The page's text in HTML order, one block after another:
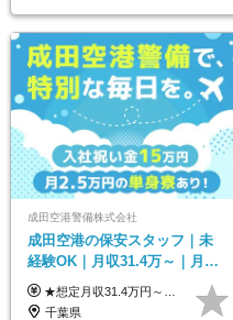
成田空港警備株式会社
成田空港の保安スタッフ｜未
経験OK｜月収31.4万～｜月
2.5万の単身寮｜住宅手当&家
族手当｜入社祝い金15万
★想定月収31.4万円～＋賞与年2回（59万円以上） ★入社お祝い金15万円支給 ★水道+光熱費無料の家賃がリーズナブルな社員寮(単身寮)あり！ ★住宅手当&家族手当あり 月給24万5000円以上(基本給21万1000円＋業務別手当35,000円)＋賞与年2回（賞与支給額：59万円以上を想定）＋残業代全額 ※みなし残業なし！残業代は全額支給します。 ※資格手当・深夜手当など、様々な手当をご用意しています。 ※入社お祝い金は１か月経過後、3ヶ月経過後、6ヶ月経過後に各5万円ずつ給与に加算して支給いたします。 ※指定の検定資格をお持ちの方には別途手当を支給します。入社後に取得した場合は給与に加算し支給します。 ・施設警備 1級7,000円 2級4,000円 ・交通誘導 1級7,000円 2級4,000円 ・雑踏警備 1級7,000円 2級4,000円 など
千葉県